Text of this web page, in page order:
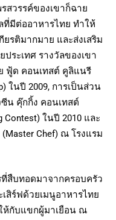
สวรรค์ของเขาก็ฉาย
ที่มีต่ออาหารไทย ทำให้
ยรติมากมาย และส่งเสริม
ระเทศ รางวัลของเขา
ฟู้ด คอนเทสต์ คูลิแนรี
ในปี 2009, การเป็นส่วน
น คุ๊กกิ้ง คอนเทสต์
Contest) ในปี 2010 และ
Chef) ณ โรงแรม
สืบทอดมาจากครอบครัว
สิร์ฟด้วยเมนูอาหารไทย
ห้กับแขกผู้มาเยือน ณ